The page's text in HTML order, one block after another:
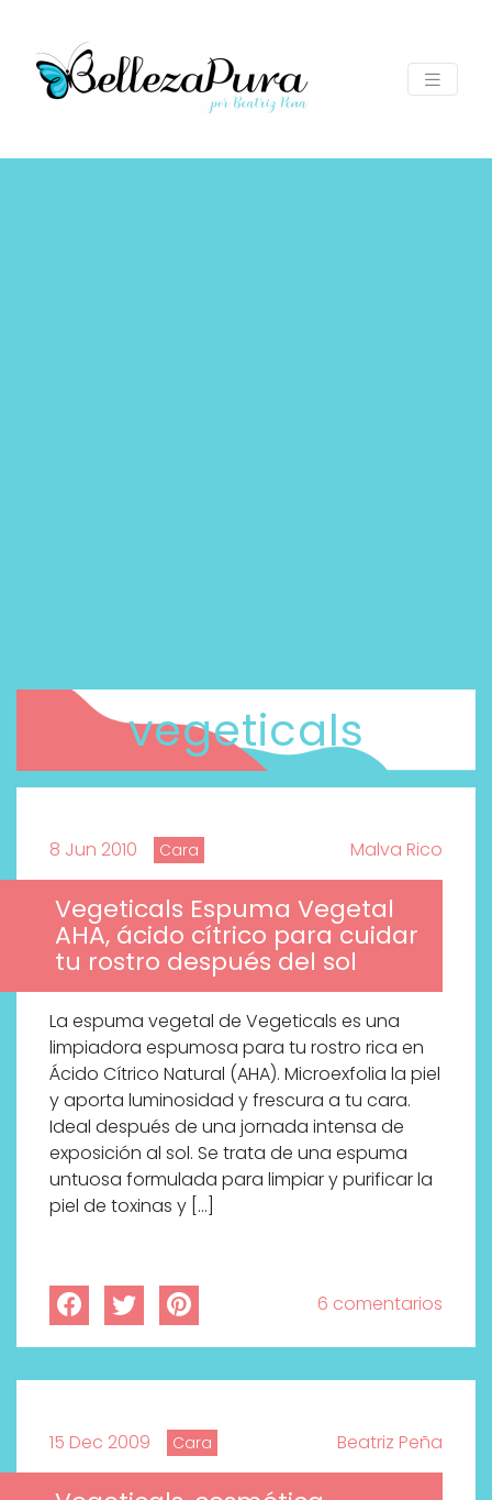
vegeticals
8 Jun 2010 Cara Malva Rico
Vegeticals Espuma Vegetal
AHA, ácido cítrico para cuidar
tu rostro después del sol
La espuma vegetal de Vegeticals es una
limpiadora espumosa para tu rostro rica en
Ácido Cítrico Natural (AHA). Microexfolia la piel
y aporta luminosidad y frescura a tu cara.
Ideal después de una jornada intensa de
exposición al sol. Se trata de una espuma
untuosa formulada para limpiar y purificar la
piel de toxinas y […]
6 comentarios
15 Dec 2009 Cara Beatriz Peña